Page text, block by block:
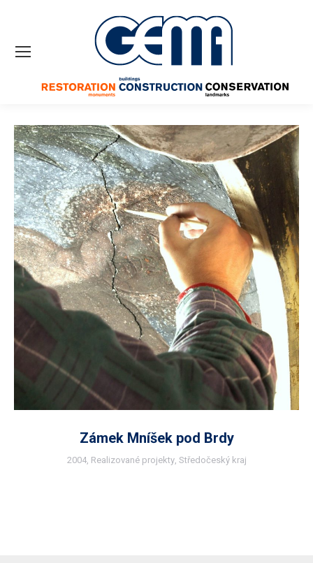
Zámek Mníšek pod Brdy
2004, Realizované projekty, Středočeský kraj